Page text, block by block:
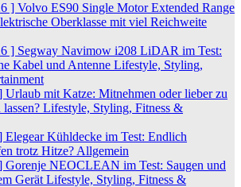
] Volvo ES90 Single Motor Extended Range
Oberklasse mit viel Reichweite
] Segway Navimow i208 LiDAR im Test:
Kabel und Antenne Lifestyle, Styling,
Urlaub mit Katze: Mitnehmen oder lieber zu
Lifestyle, Styling, Fitness &
Elegear Kühldecke im Test: Endlich
trotz Hitze? Allgemein
Gorenje NEOCLEAN im Test: Saugen und
Gerät Lifestyle, Styling, Fitness &